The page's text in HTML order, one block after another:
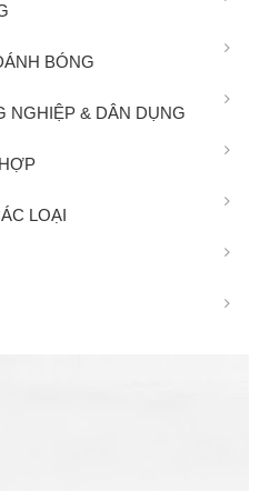
BÓNG
NGHIỆP & DÂN DỤNG
LOẠI